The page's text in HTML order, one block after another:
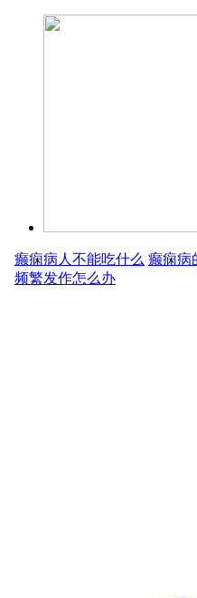
癫痫病人不能吃什么 癫痫病
频繁发作怎么办